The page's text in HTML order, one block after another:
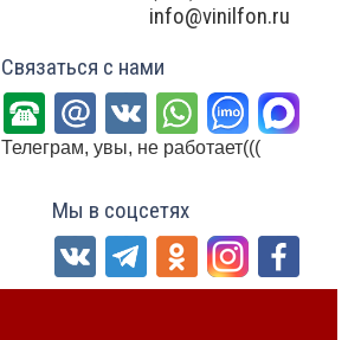
info@vinilfon.ru
Связаться с нами
Телеграм, увы, не работает(((
Мы в соцсетях